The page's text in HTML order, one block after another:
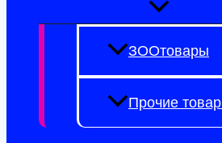
ЗООтовары
Прочие